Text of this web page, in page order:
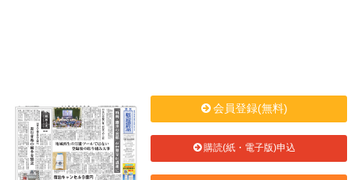
会員登録(無料)
購読(紙・電子版)申込